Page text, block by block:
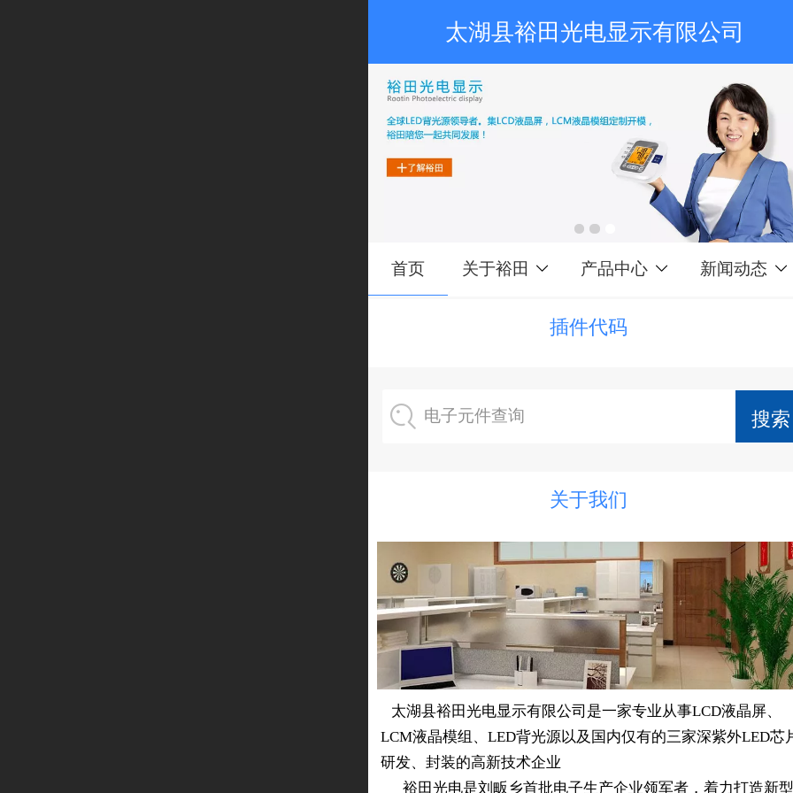
太湖县裕田光电显示有限公司
首页 关于裕田 产品中心 新闻动态
插件代码
电子元件查询
关于我们
太湖县裕田光电显示有限公司是一家专业从事LCD液晶屏、
LCM液晶模组、LED背光源以及国内仅有的三家深紫外LED芯
研发、封装的高新技术企业
裕田光电是刘畈乡首批电子生产企业领军者，着力打造新型